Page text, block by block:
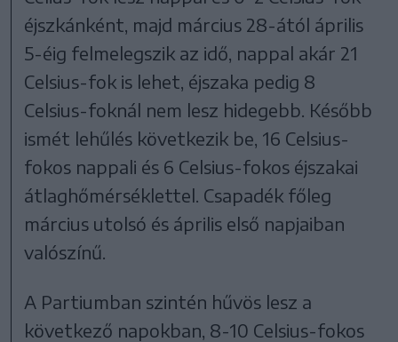
éjszkánként, majd március 28-ától április
5-éig felmelegszik az idő, nappal akár 21
Celsius-fok is lehet, éjszaka pedig 8
Celsius-foknál nem lesz hidegebb. Később
ismét lehűlés következik be, 16 Celsius-
fokos nappali és 6 Celsius-fokos éjszakai
átlaghőmérséklettel. Csapadék főleg
március utolsó és április első napjaiban
valószínű.
A Partiumban szintén hűvös lesz a
következő napokban, 8-10 Celsius-fokos